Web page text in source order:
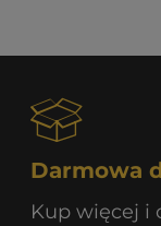
Darmowa
Kup więcej i